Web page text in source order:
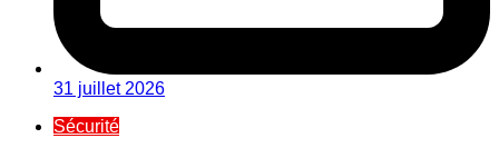
31 juillet 2026
Sécurité